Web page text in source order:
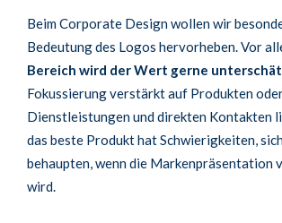
Beim Corporate Design wollen wir
Bedeutung des Logos hervorheben. Vor
Bereich wird der Wert gerne
Fokussierung verstärkt auf Produkten
Dienstleistungen und direkten Kontakten
das beste Produkt hat Schwierigkeiten,
behaupten, wenn die Markenpräsentation
wird.